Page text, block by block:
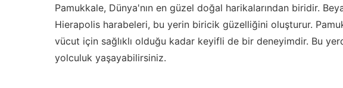
Pamukkale, Dünya'nın en güzel doğal harikalarından biridir.
Hierapolis harabeleri, bu yerin biricik güzelliğini oluşturur.
vücut için sağlıklı olduğu kadar keyifli de bir deneyimdir. Bu
yolculuk yaşayabilirsiniz.